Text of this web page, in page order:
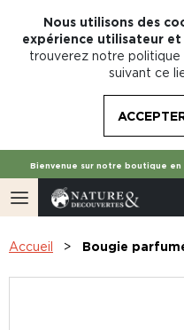
Nous utilisons des
expérience utilisateur
trouverez notre
suivant ce
Bienvenue sur notre boutique
Accueil Bougie